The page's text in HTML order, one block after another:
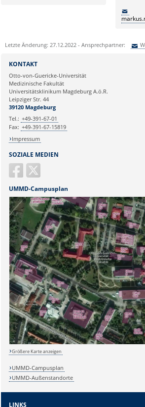
Letzte Änderung: 27.12.2022 - Ansprechpartner:
Ihre E-Mailadresse:
Ihr Anliegen:
Sicherheitsabfrage:
SOZIALE MEDIEN
KONTAKT
Otto-von-Guericke-Universität
Medizinische Fakultät
Universitätsklinikum Magdeburg A.ö.R.
Leipziger Str. 44
39120 Magdeburg
Tel.: +49-391-67-01
Fax: +49-391-67-15819
Impressum
UMMD-Campusplan
Größere Karte anzeigen
UMMD-Campusplan
UMMD-Außenstandorte
LINKS